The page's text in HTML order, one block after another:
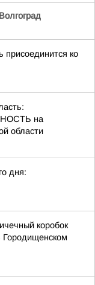
присоединится ко
на
области
дня:
коробок